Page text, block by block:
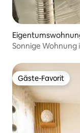
Sonnige Wohnung
Gäste-Favorit
Gäste-Favorit